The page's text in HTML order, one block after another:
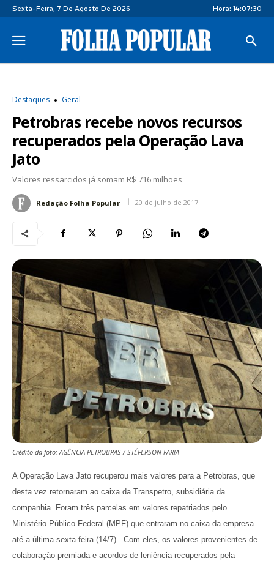
Sexta-Feira, 7 De Agosto De 2026 Hora: 14:07:30
Destaques Geral
Petrobras recebe novos recursos
recuperados pela Operação Lava
Jato
Valores ressarcidos já somam R$ 716 milhões
Redação Folha Popular 20 de julho de 2017
Crédito da foto: AGÊNCIA PETROBRAS / STÉFERSON FARIA
A Operação Lava Jato recuperou mais valores para a Petrobras, que
desta vez retornaram ao caixa da Transpetro, subsidiária da
companhia. Foram três parcelas em valores repatriados pelo
Ministério Público Federal (MPF) que entraram no caixa da empresa
até a última sexta-feira (14/7). Com eles, os valores provenientes de
colaboração premiada e acordos de leniência recuperados pela